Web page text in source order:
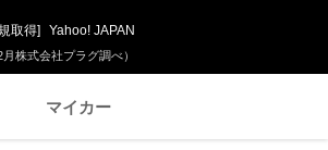
株式会社プラグ調べ）
取得] Yahoo! JAPAN
マイカー